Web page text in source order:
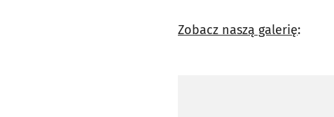
Zobacz naszą galerię: